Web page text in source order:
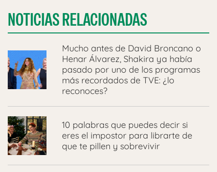
NOTICIAS RELACIONADAS
Mucho antes de David Broncano o
Henar Álvarez, Shakira ya había
pasado por uno de los programas
más recordados de TVE: ¿lo
reconoces?
10 palabras que puedes decir si
eres el impostor para librarte de
que te pillen y sobrevivir